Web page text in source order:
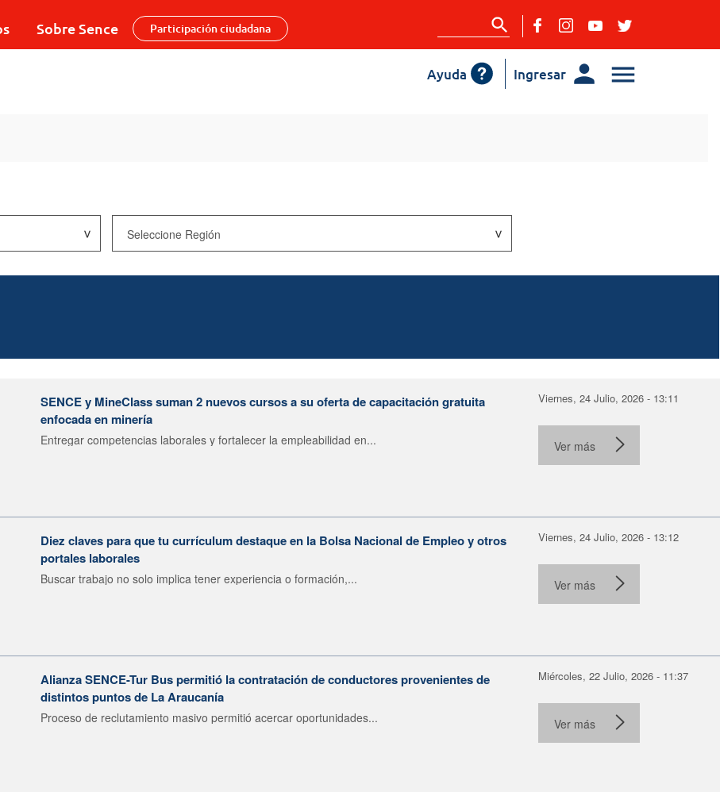
Sobre Sence Participación ciudadana
Ingresar
Ayuda
SENCE y MineClass suman 2 nuevos cursos a su oferta de capacitación gratuita
enfocada en minería
Entregar competencias laborales y fortalecer la empleabilidad en...
Viernes, 24 Julio, 2026 - 13:11
Ver más
Diez claves para que tu currículum destaque en la Bolsa Nacional de Empleo y otros
portales laborales
Buscar trabajo no solo implica tener experiencia o formación,...
Viernes, 24 Julio, 2026 - 13:12
Ver más
Alianza SENCE-Tur Bus permitió la contratación de conductores provenientes de
distintos puntos de La Araucanía
Proceso de reclutamiento masivo permitió acercar oportunidades...
Miércoles, 22 Julio, 2026 - 11:37
Ver más